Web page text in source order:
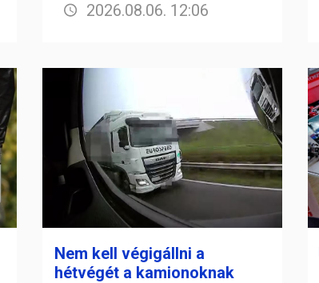
2026.08.06. 12:06
Nem kell végigállni a
hétvégét a kamionoknak